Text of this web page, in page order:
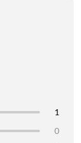
1
0